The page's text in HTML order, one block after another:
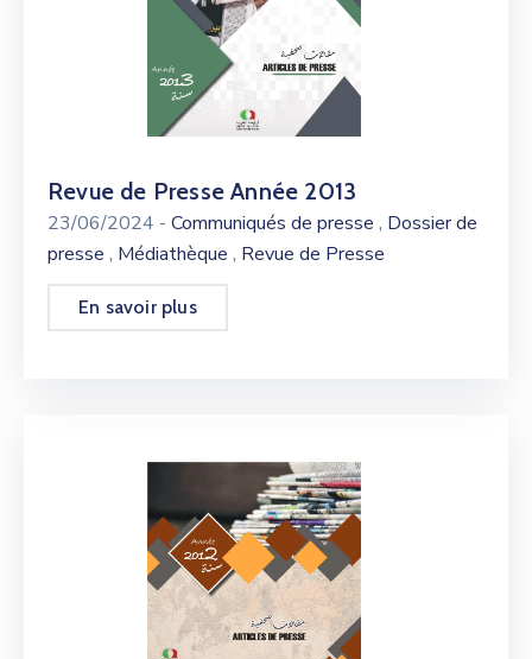
Revue de Presse Année 2013
23/06/2024 - Communiqués de presse , Dossier de
presse , Médiathèque , Revue de Presse
En savoir plus